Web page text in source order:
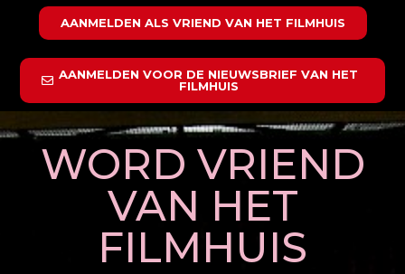
AANMELDEN ALS VRIEND VAN HET FILMHUIS
AANMELDEN VOOR DE NIEUWSBRIEF VAN HET
FILMHUIS
WORD VRIEND
VAN HET
FILMHUIS